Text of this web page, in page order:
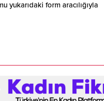
yukarıdaki form aracılığıyla